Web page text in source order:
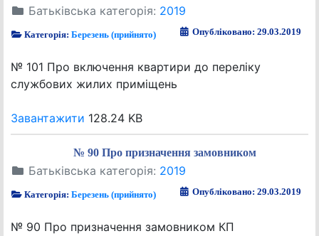
Батьківська категорія: 2019
Категорія:Березень (прийнято) Опубліковано: 29.03.2019
№ 101 Про включення квартири до переліку
службових жилих приміщень
Завантажити 128.24 KB
№ 90 Про призначення замовником
Батьківська категорія: 2019
Категорія:Березень (прийнято) Опубліковано: 29.03.2019
№ 90 Про призначення замовником КП